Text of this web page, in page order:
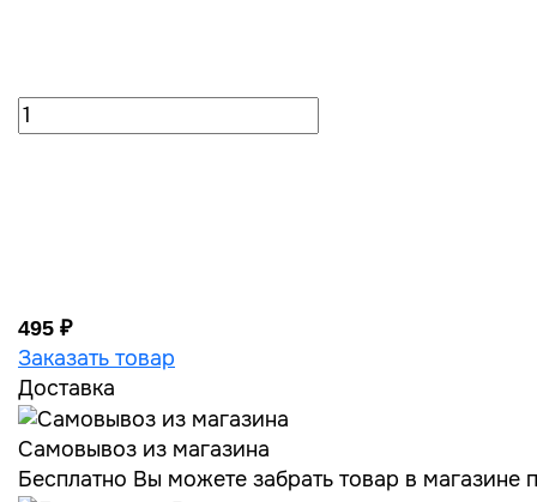
495 ₽
Заказать товар
Доставка
Самовывоз из магазина
Бесплатно Вы можете забрать товар в